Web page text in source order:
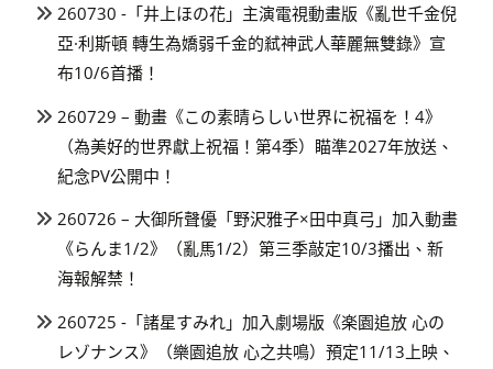
260730 -「井上ほの花」主演電視動畫版《亂世千金倪
亞·利斯頓 轉生為嬌弱千金的弒神武人華麗無雙錄》宣
布10/6首播！
260729 – 動畫《この素晴らしい世界に祝福を！4》
（為美好的世界獻上祝福！第4季）瞄準2027年放送、
紀念PV公開中！
260726 – 大御所聲優「野沢雅子×田中真弓」加入動畫
《らんま1/2》（亂馬1/2）第三季敲定10/3播出、新
海報解禁！
260725 -「諸星すみれ」加入劇場版《楽園追放 心の
レゾナンス》（樂園追放 心之共鳴）預定11/13上映、